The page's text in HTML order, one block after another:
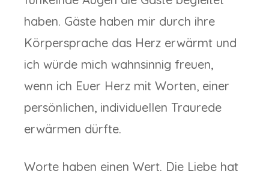
haben. Gäste haben mir durch ihre
Körpersprache das Herz erwärmt und
ich würde mich wahnsinnig freuen,
wenn ich Euer Herz mit Worten, einer
persönlichen, individuellen Traurede
erwärmen dürfte.
Worte haben einen Wert. Die Liebe hat